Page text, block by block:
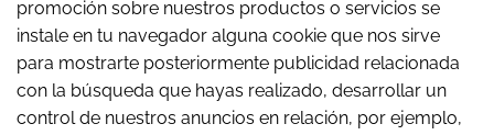
promoción sobre nuestros productos o servicios se
instale en tu navegador alguna cookie que nos sirve
para mostrarte posteriormente publicidad relacionada
con la búsqueda que hayas realizado, desarrollar un
control de nuestros anuncios en relación, por ejemplo,